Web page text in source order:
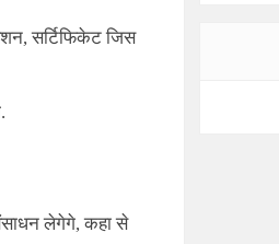
सर्टिफिकेट जिस
लेगेगे, कहा से